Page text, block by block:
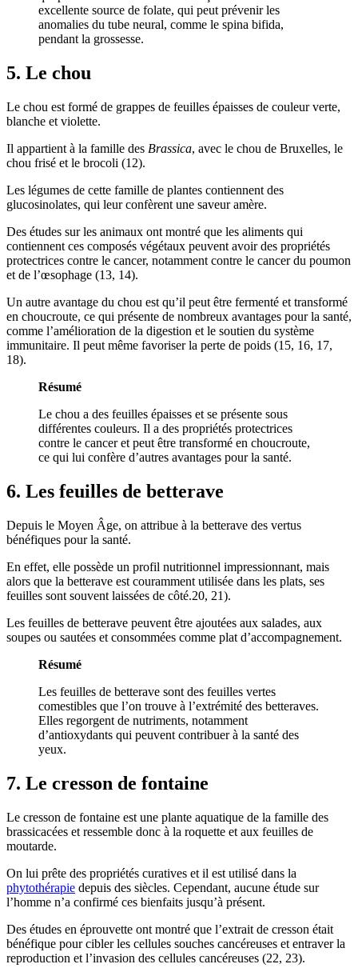
excellente source de folate, qui peut prévenir les
anomalies du tube neural, comme le spina bifida,
pendant la grossesse.
5. Le chou
Le chou est formé de grappes de feuilles épaisses de couleur verte,
blanche et violette.
Il appartient à la famille des Brassica, avec le chou de Bruxelles, le
chou frisé et le brocoli (12).
Les légumes de cette famille de plantes contiennent des
glucosinolates, qui leur confèrent une saveur amère.
Des études sur les animaux ont montré que les aliments qui
contiennent ces composés végétaux peuvent avoir des propriétés
protectrices contre le cancer, notamment contre le cancer du poumon
et de l’œsophage (13, 14).
Un autre avantage du chou est qu’il peut être fermenté et transformé
en choucroute, ce qui présente de nombreux avantages pour la santé,
comme l’amélioration de la digestion et le soutien du système
immunitaire. Il peut même favoriser la perte de poids (15, 16, 17,
18).
Résumé
Le chou a des feuilles épaisses et se présente sous
différentes couleurs. Il a des propriétés protectrices
contre le cancer et peut être transformé en choucroute,
ce qui lui confère d’autres avantages pour la santé.
6. Les feuilles de betterave
Depuis le Moyen Âge, on attribue à la betterave des vertus
bénéfiques pour la santé.
En effet, elle possède un profil nutritionnel impressionnant, mais
alors que la betterave est couramment utilisée dans les plats, ses
feuilles sont souvent laissées de côté.20, 21).
Les feuilles de betterave peuvent être ajoutées aux salades, aux
soupes ou sautées et consommées comme plat d’accompagnement.
Résumé
Les feuilles de betterave sont des feuilles vertes
comestibles que l’on trouve à l’extrémité des betteraves.
Elles regorgent de nutriments, notamment
d’antioxydants qui peuvent contribuer à la santé des
yeux.
7. Le cresson de fontaine
Le cresson de fontaine est une plante aquatique de la famille des
brassicacées et ressemble donc à la roquette et aux feuilles de
moutarde.
On lui prête des propriétés curatives et il est utilisé dans la
phytothérapie depuis des siècles. Cependant, aucune étude sur
l’homme n’a confirmé ces bienfaits jusqu’à présent.
Des études en éprouvette ont montré que l’extrait de cresson était
bénéfique pour cibler les cellules souches cancéreuses et entraver la
reproduction et l’invasion des cellules cancéreuses (22, 23).